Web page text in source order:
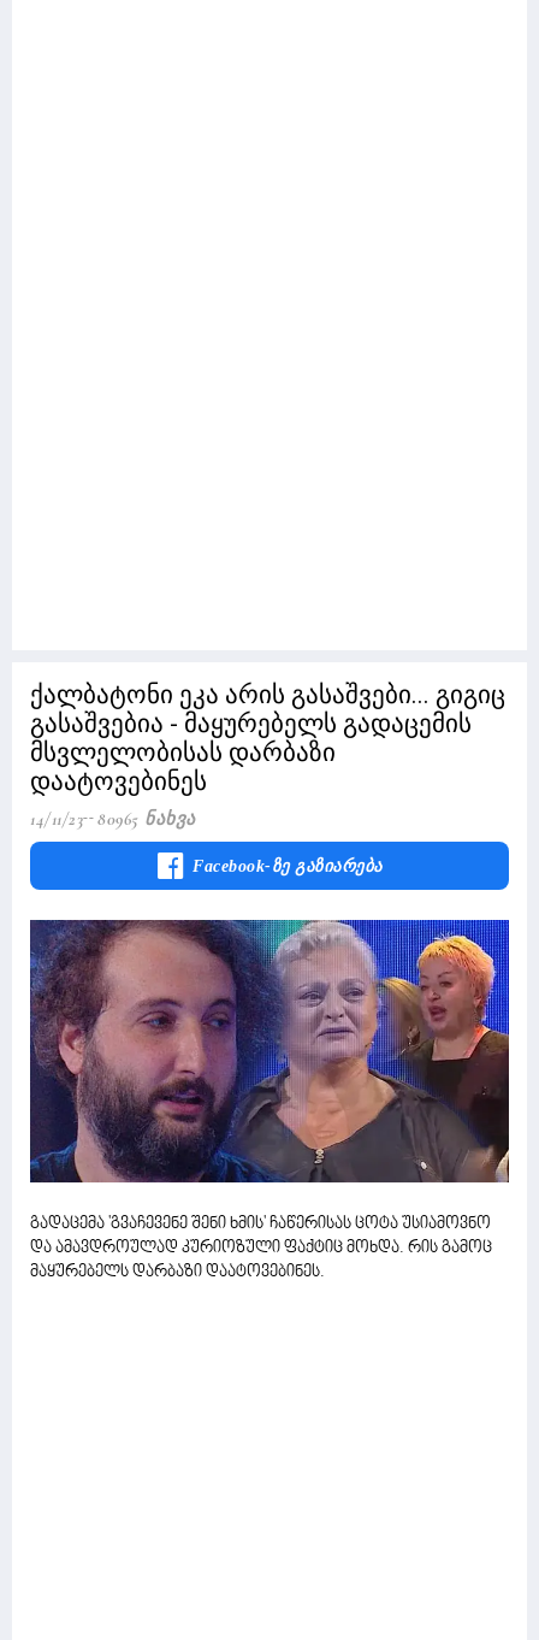
ქალბატონი ეკა არის გასაშვები... გიგიც
გასაშვებია - მაყურებელს გადაცემის
მსვლელობისას დარბაზი
დაატოვებინეს
14/11/23 80965 Ნახვა
Facebook-Ზე Გაზიარება
გადაცემა 'გვაჩევენე შენი ხმის' ჩაწერისას ცოტა უსიამოვნო
და ამავდროულად კურიოზული ფაქტიც მოხდა. რის გამოც
მაყურებელს დარბაზი დაატოვებინეს.